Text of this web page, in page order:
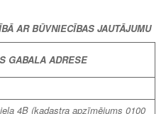
AR BŪVNIECĪBAS JAUTĀJUMU
GABALA ADRESE
4B (kadastra apzīmējums 0100